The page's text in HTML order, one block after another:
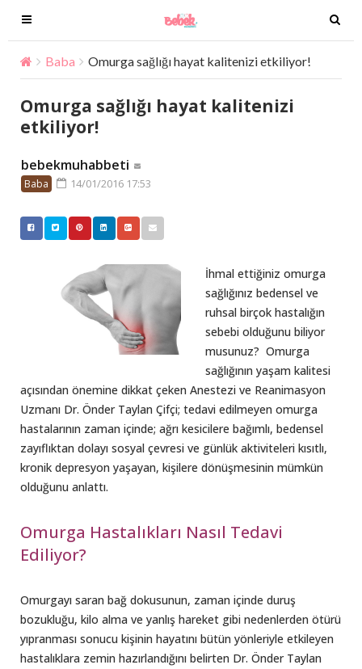
T
o
g
g
l
e
n
v
i
g
T
o
g
Baba Omurga sağlığı hayat kalitenizi etkiliyor!
Omurga sağlığı hayat kalitenizi
etkiliyor!
bebekmuhabbeti
Baba 14/01/2016 17:53
İhmal ettiğiniz omurga
sağlığınız bedensel ve
ruhsal birçok hastalığın
sebebi olduğunu biliyor
musunuz? Omurga
sağlığının yaşam kalitesi
açısından önemine dikkat çeken Anestezi ve Reanimasyon
Uzmanı Dr. Önder Taylan Çifçi; tedavi edilmeyen omurga
hastalarının zaman içinde; ağrı kesicilere bağımlı, bedensel
zayıflıktan dolayı sosyal çevresi ve günlük aktiviteleri kısıtlı,
kronik depresyon yaşayan, kişilere dönüşmesinin mümkün
olduğunu anlattı.
Omurga Hastalıkları Nasıl Tedavi
Ediliyor?
Omurgayı saran bağ dokusunun, zaman içinde duruş
bozukluğu, kilo alma ve yanlış hareket gibi nedenlerden ötürü
yıpranması sonucu kişinin hayatını bütün yönleriyle etkileyen
hastalıklara zemin hazırlandığını belirten Dr. Önder Taylan